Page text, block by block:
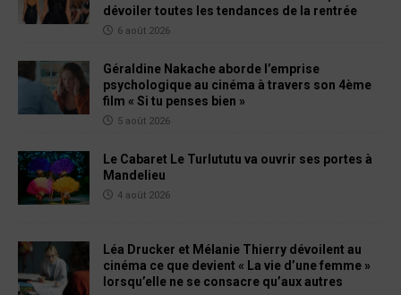
dévoiler toutes les tendances de la rentrée
6 août 2026
Géraldine Nakache aborde l’emprise
psychologique au cinéma à travers son 4ème
film « Si tu penses bien »
5 août 2026
Le Cabaret Le Turlututu va ouvrir ses portes à
Mandelieu
4 août 2026
Léa Drucker et Mélanie Thierry dévoilent au
cinéma ce que devient « La vie d’une femme »
lorsqu’elle ne se consacre qu’aux autres